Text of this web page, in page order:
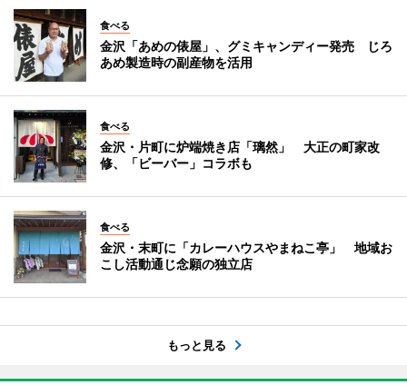
食べる
金沢「あめの俵屋」、グミキャンディー発売 じろ
あめ製造時の副産物を活用
食べる
金沢・片町に炉端焼き店「璃然」 大正の町家改
修、「ビーバー」コラボも
食べる
金沢・末町に「カレーハウスやまねこ亭」 地域お
こし活動通じ念願の独立店
もっと見る